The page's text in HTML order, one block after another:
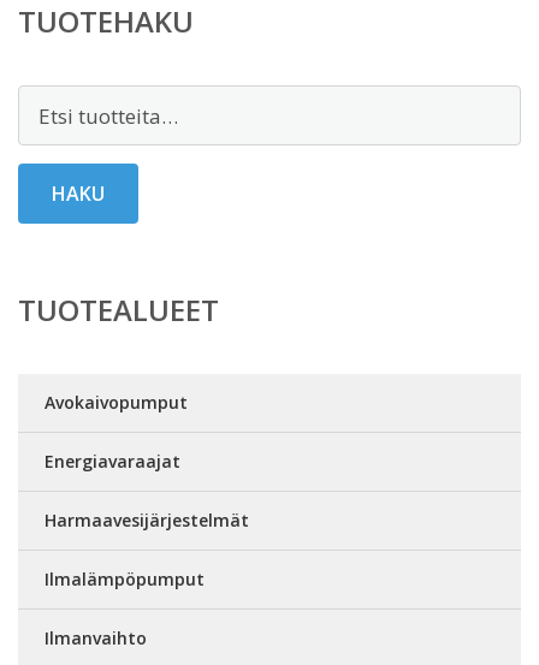
TUOTEHAKU
HAKU
TUOTEALUEET
Avokaivopumput
Energiavaraajat
Harmaavesijärjestelmät
Ilmalämpöpumput
Ilmanvaihto